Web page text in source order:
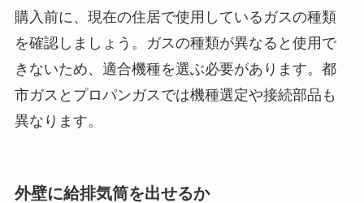
購入前に、現在の住居で使用しているガスの種類
を確認しましょう。ガスの種類が異なると使用で
きないため、適合機種を選ぶ必要があります。都
市ガスとプロパンガスでは機種選定や接続部品も
異なります。
外壁に給排気筒を出せるか